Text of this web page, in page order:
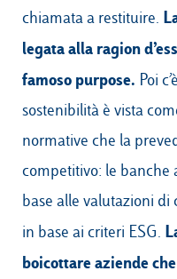
chiamata a restituire.
legata alla ragion
famoso purpose. Poi
sostenibilità è vista
normative che la
competitivo: le banche
base alle valutazioni di
in base ai criteri ESG.
boicottare aziende